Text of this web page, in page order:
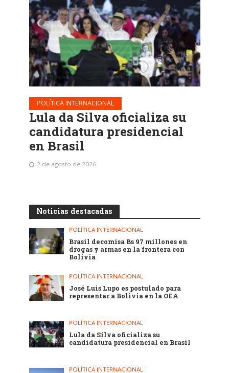
POLÍTICA INTERNACIONAL
Lula da Silva oficializa su
candidatura presidencial
en Brasil
2 de agosto de 2026
Noticias destacadas
POLÍTICA INTERNACIONAL
Brasil decomisa Bs 97 millones en
drogas y armas en la frontera con
Bolivia
POLÍTICA INTERNACIONAL
José Luis Lupo es postulado para
representar a Bolivia en la OEA
POLÍTICA INTERNACIONAL
Lula da Silva oficializa su
candidatura presidencial en Brasil
POLÍTICA INTERNACIONAL